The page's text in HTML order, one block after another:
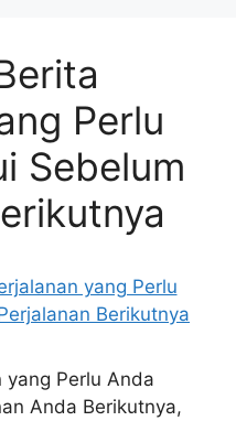
Perlu
Sebelum
yang Perlu Anda
Anda Berikutnya,